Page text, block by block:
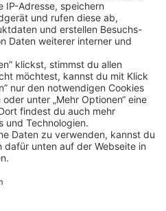
Jobs zu sehen.
Privatsphäre-Einstellungen